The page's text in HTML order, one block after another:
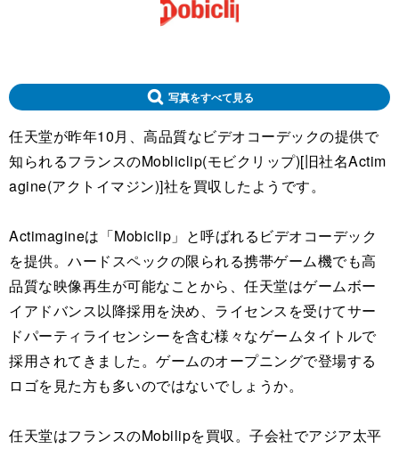
写真をすべて見る
任天堂が昨年10月、高品質なビデオコーデックの提供で
知られるフランスのMobliclip(モビクリップ)[旧社名Actim
agine(アクトイマジン)]社を買収したようです。
Actimagineは「Mobiclip」と呼ばれるビデオコーデック
を提供。ハードスペックの限られる携帯ゲーム機でも高
品質な映像再生が可能なことから、任天堂はゲームボー
イアドバンス以降採用を決め、ライセンスを受けてサー
ドパーティライセンシーを含む様々なゲームタイトルで
採用されてきました。ゲームのオープニングで登場する
ロゴを見た方も多いのではないでしょうか。
任天堂はフランスのMobilipを買収。子会社でアジア太平